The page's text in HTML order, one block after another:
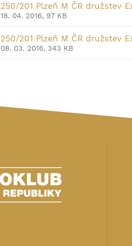
250/201 Plzeň M ČR družstev
18. 04. 2016, 97 KB
250/201 Plzeň M ČR družstev
08. 03. 2016, 343 KB